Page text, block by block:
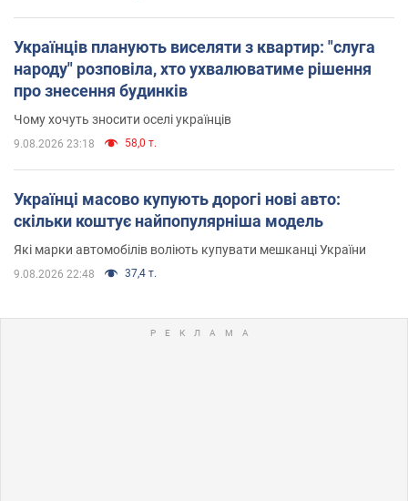
Українців планують виселяти з квартир: "слуга
народу" розповіла, хто ухвалюватиме рішення
про знесення будинків
Чому хочуть зносити оселі українців
9.08.2026 23:18 58,0 т.
Українці масово купують дорогі нові авто:
скільки коштує найпопулярніша модель
Які марки автомобілів воліють купувати мешканці України
9.08.2026 22:48 37,4 т.